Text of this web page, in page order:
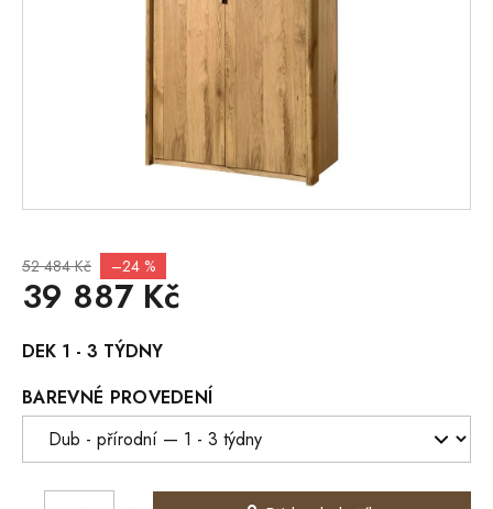
52 484 Kč –24 %
39 887 Kč
cena:
DEK 1 - 3 TÝDNY
BAREVNÉ PROVEDENÍ